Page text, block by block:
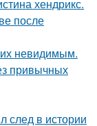
хендрикс.
после
невидимым.
привычных
след в истории